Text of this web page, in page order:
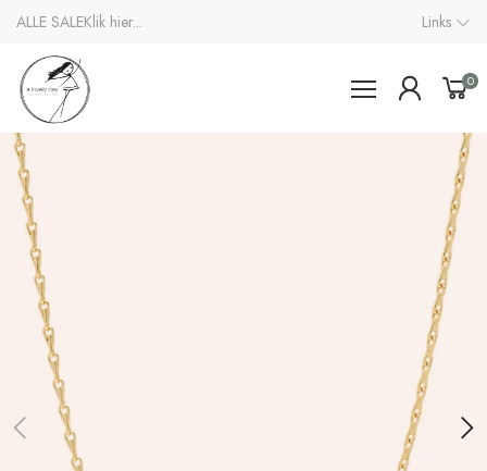
ALLE SALEKlik hier... Links
0